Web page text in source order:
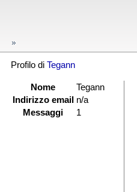
Profilo di Tegann
Nome
Tegann
Indirizzo email n/a
Messaggi
1